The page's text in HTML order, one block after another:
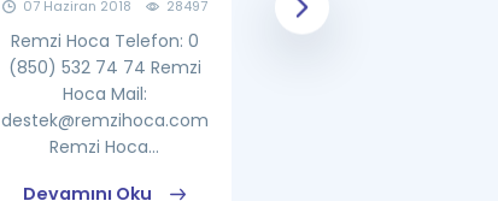
07 Haziran 2018 28497
Remzi Hoca Telefon: 0
(850) 532 74 74 Remzi
Hoca Mail:
destek@remzihoca.com
Remzi Hoca...
Devamını Oku
08 Haziran 2018